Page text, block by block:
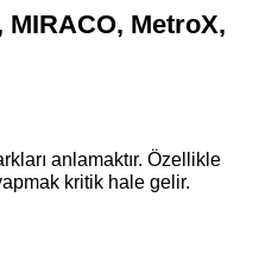
MIRACO, MetroX,
anlamaktır. Özellikle
kritik hale gelir.